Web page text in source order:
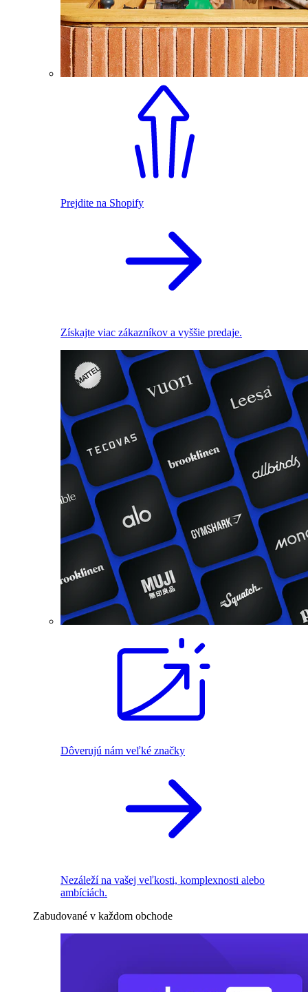
Prejdite na Shopify
Získajte viac zákazníkov a vyššie predaje.
Dôverujú nám veľké značky
Nezáleží na vašej veľkosti, komplexnosti alebo
ambíciách.
Zabudované v každom obchode